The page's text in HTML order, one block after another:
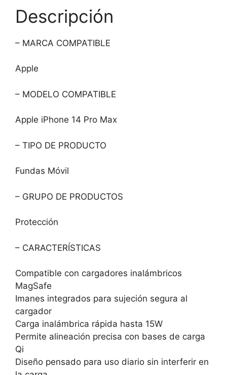
Descripción
– MARCA COMPATIBLE
Apple
– MODELO COMPATIBLE
Apple iPhone 14 Pro Max
– TIPO DE PRODUCTO
Fundas Móvil
– GRUPO DE PRODUCTOS
Protección
– CARACTERÍSTICAS
Compatible con cargadores inalámbricos
MagSafe
Imanes integrados para sujeción segura al
cargador
Carga inalámbrica rápida hasta 15W
Permite alineación precisa con bases de carga
Qi
Diseño pensado para uso diario sin interferir en